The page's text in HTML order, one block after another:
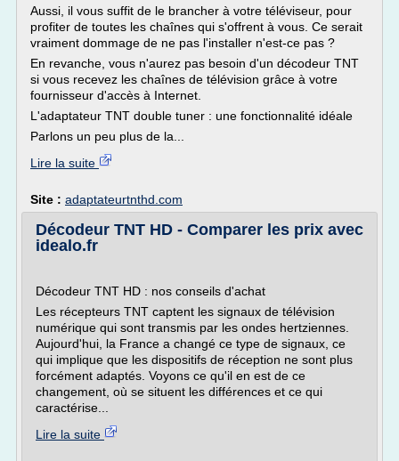
Aussi, il vous suffit de le brancher à votre téléviseur, pour
profiter de toutes les chaînes qui s'offrent à vous. Ce serait
vraiment dommage de ne pas l'installer n'est-ce pas ?
En revanche, vous n'aurez pas besoin d'un décodeur TNT
si vous recevez les chaînes de télévision grâce à votre
fournisseur d'accès à Internet.
L'adaptateur TNT double tuner : une fonctionnalité idéale
Parlons un peu plus de la...
Lire la suite
Site : adaptateurtnthd.com
Décodeur TNT HD - Comparer les prix avec
idealo.fr
Décodeur TNT HD : nos conseils d'achat
Les récepteurs TNT captent les signaux de télévision
numérique qui sont transmis par les ondes hertziennes.
Aujourd'hui, la France a changé ce type de signaux, ce
qui implique que les dispositifs de réception ne sont plus
forcément adaptés. Voyons ce qu'il en est de ce
changement, où se situent les différences et ce qui
caractérise...
Lire la suite